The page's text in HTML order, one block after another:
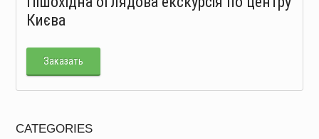
Києва
Заказать
CATEGORIES